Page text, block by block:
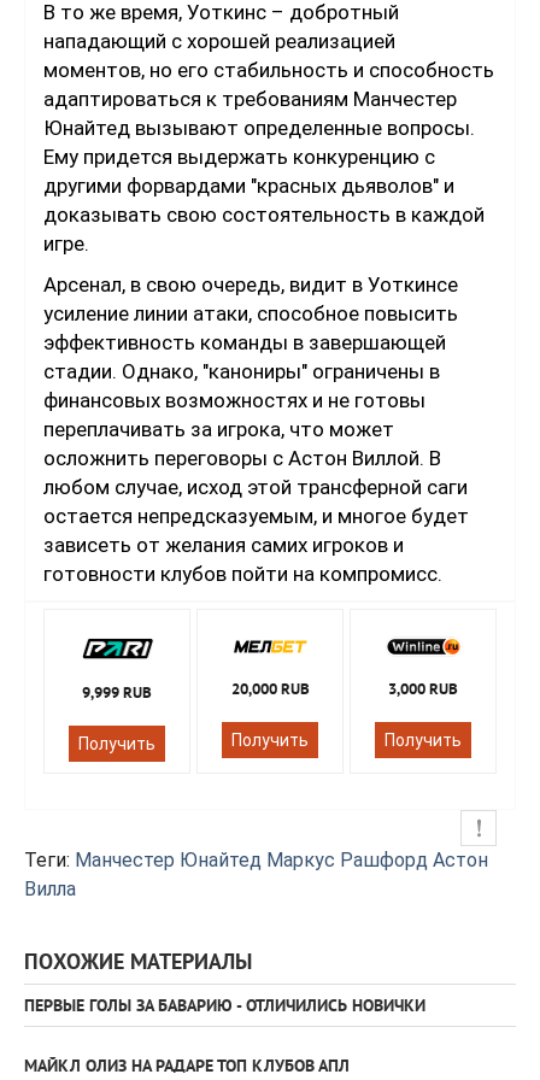
В то же время, Уоткинс – добротный
нападающий с хорошей реализацией
моментов, но его стабильность и способность
адаптироваться к требованиям Манчестер
Юнайтед вызывают определенные вопросы.
Ему придется выдержать конкуренцию с
другими форвардами "красных дьяволов" и
доказывать свою состоятельность в каждой
игре.
Арсенал, в свою очередь, видит в Уоткинсе
усиление линии атаки, способное повысить
эффективность команды в завершающей
стадии. Однако, "канониры" ограничены в
финансовых возможностях и не готовы
переплачивать за игрока, что может
осложнить переговоры с Астон Виллой. В
любом случае, исход этой трансферной саги
остается непредсказуемым, и многое будет
зависеть от желания самих игроков и
готовности клубов пойти на компромисс.
9,999 RUB
Получить
20,000 RUB
Получить
3,000 RUB
Получить
Теги: Манчестер Юнайтед Маркус Рашфорд Астон
Вилла
ПОХОЖИЕ МАТЕРИАЛЫ
ПЕРВЫЕ ГОЛЫ ЗА БАВАРИЮ - ОТЛИЧИЛИСЬ НОВИЧКИ
МАЙКЛ ОЛИЗ НА РАДАРЕ ТОП КЛУБОВ АПЛ